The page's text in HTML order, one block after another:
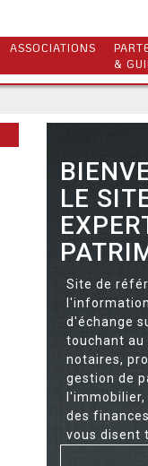
ASSOCIATIONS
&
LE
Site de
d'échange
touchant au
notaires,
gestion de
des
vous disent